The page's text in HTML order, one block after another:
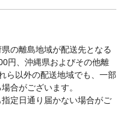
の離島地域が配送先となる
円、沖縄県およびその他離
ら以外の配送地域でも、一部
合がございます。
定日通り届かない場合がご